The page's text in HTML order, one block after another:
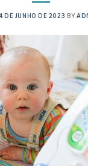
DE JUNHO DE 2023 BY